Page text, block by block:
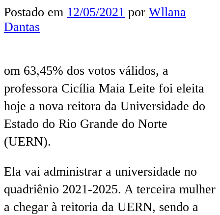
Postado em 12/05/2021 por Wllana
Dantas
om 63,45% dos votos válidos, a
professora Cicília Maia Leite foi eleita
hoje a nova reitora da Universidade do
Estado do Rio Grande do Norte
(UERN).
Ela vai administrar a universidade no
quadriênio 2021-2025. A terceira mulher
a chegar à reitoria da UERN, sendo a